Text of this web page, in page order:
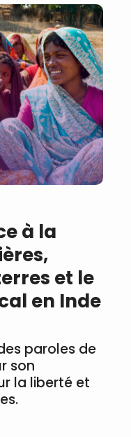
à la
et le
en Inde
paroles de
son
la liberté et